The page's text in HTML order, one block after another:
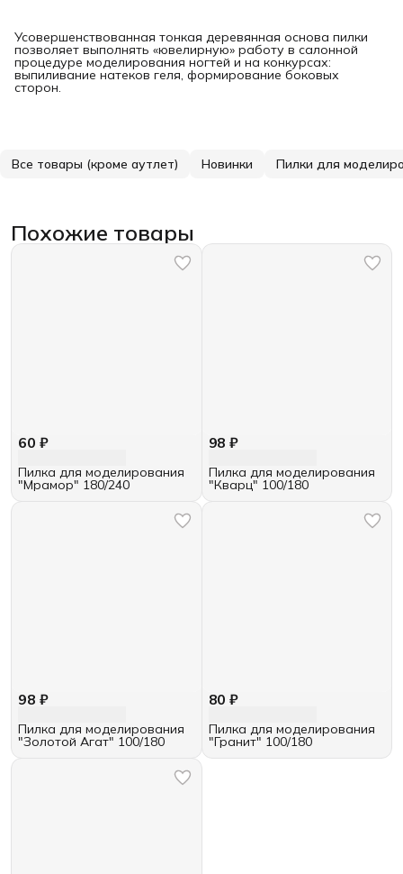
Усовершенствованная тонкая деревянная основа пилки
позволяет выполнять «ювелирную» работу в салонной
процедуре моделирования ногтей и на конкурсах:
выпиливание натеков геля, формирование боковых
сторон.
Все товары (кроме аутлет) Новинки Пилки для
Похожие товары
60 ₽
Пилка для моделирования
"Мрамор" 180/240
98 ₽
Пилка для моделирования
"Кварц" 100/180
98 ₽
Пилка для моделирования
"Золотой Агат" 100/180
80 ₽
Пилка для моделирования
"Гранит" 100/180